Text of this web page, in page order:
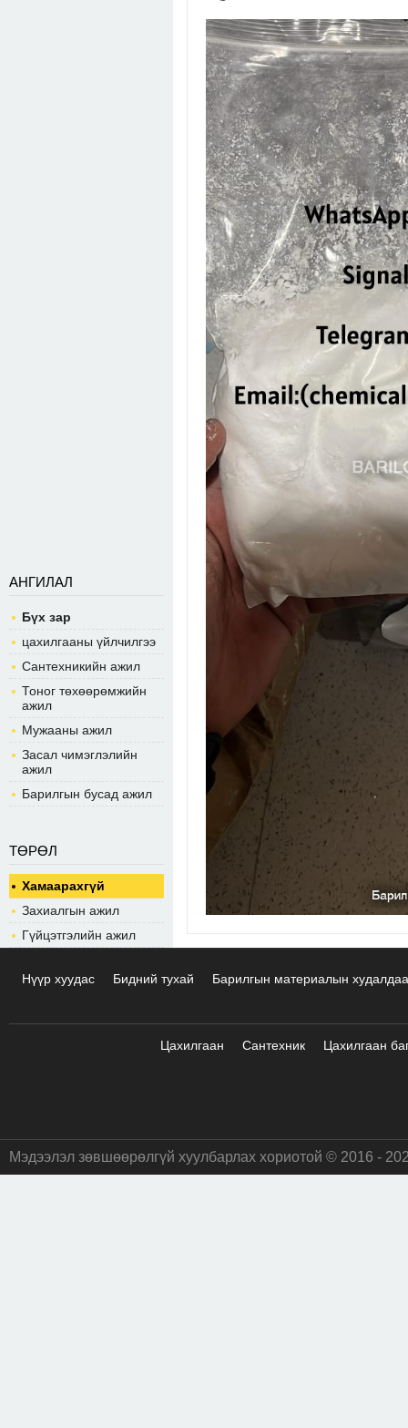
АНГИЛАЛ
Бүх зар
цахилгааны үйлчилгээ
Сантехникийн ажил
Тоног төхөөрөмжийн
ажил
Мужааны ажил
Засал чимэглэлийн
ажил
Барилгын бусад ажил
ТӨРӨЛ
Хамаарахгүй
Захиалгын ажил
Гүйцэтгэлийн ажил
Нүүр хуудас Бидний тухай Барилгын материалын
Цахилгаан Сантехник Цахилгаан
Мэдээлэл зөвшөөрөлгүй хуулбарлах хориотой © 2016 -